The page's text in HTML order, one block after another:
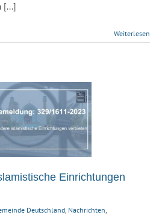
[...]
Weiterlesen
Einrichtungen
Deutschland Nachrichten